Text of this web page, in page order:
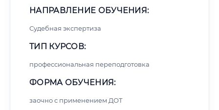
НАПРАВЛЕНИЕ ОБУЧЕНИЯ:
Судебная экспертиза
ТИП КУРСОВ:
профессиональная переподготовка
ФОРМА ОБУЧЕНИЯ:
заочно с применением ДОТ